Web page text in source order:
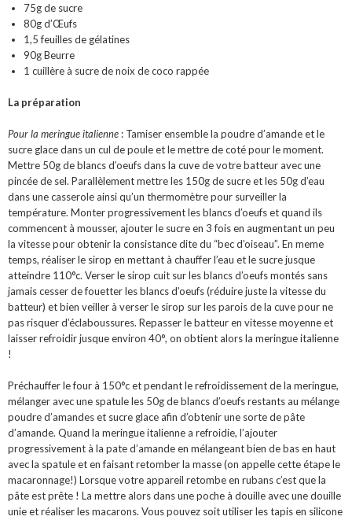
75g de sucre
80g d’Œufs
1,5 feuilles de gélatines
90g Beurre
1 cuillère à sucre de noix de coco rappée
La préparation
Pour la meringue italienne : Tamiser ensemble la poudre d’amande et le
sucre glace dans un cul de poule et le mettre de coté pour le moment.
Mettre 50g de blancs d’oeufs dans la cuve de votre batteur avec une
pincée de sel. Parallèlement mettre les 150g de sucre et les 50g d’eau
dans une casserole ainsi qu’un thermomètre pour surveiller la
température. Monter progressivement les blancs d’oeufs et quand ils
commencent à mousser, ajouter le sucre en 3 fois en augmentant un peu
la vitesse pour obtenir la consistance dite du “bec d’oiseau”. En meme
temps, réaliser le sirop en mettant à chauffer l’eau et le sucre jusque
atteindre 110°c. Verser le sirop cuit sur les blancs d’oeufs montés sans
jamais cesser de fouetter les blancs d’oeufs (réduire juste la vitesse du
batteur) et bien veiller à verser le sirop sur les parois de la cuve pour ne
pas risquer d’éclaboussures. Repasser le batteur en vitesse moyenne et
laisser refroidir jusque environ 40°, on obtient alors la meringue italienne
!
Préchauffer le four à 150°c et pendant le refroidissement de la meringue,
mélanger avec une spatule les 50g de blancs d’oeufs restants au mélange
poudre d’amandes et sucre glace afin d’obtenir une sorte de pâte
d’amande. Quand la meringue italienne a refroidie, l’ajouter
progressivement à la pate d’amande en mélangeant bien de bas en haut
avec la spatule et en faisant retomber la masse (on appelle cette étape le
macaronnage!) Lorsque votre appareil retombe en rubans c’est que la
pâte est prête ! La mettre alors dans une poche à douille avec une douille
unie et réaliser les macarons. Vous pouvez soit utiliser les tapis en silicone